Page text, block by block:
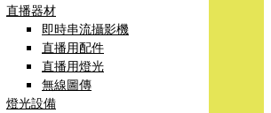
直播器材
即時串流攝影機
直播用配件
直播用燈光
無線圖傳
燈光設備